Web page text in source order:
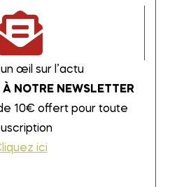
œil sur l’actu
NOTRE NEWSLETTER
10€ offert pour toute
ici